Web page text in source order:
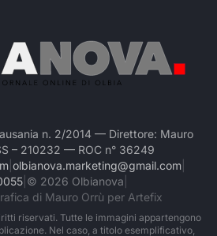
n. 2/2014 — Direttore: Mauro
– 210232 — ROC n° 36249
olbianova.marketing@gmail.com
| © 2026 Olbianova
di Mauro Orrù per Artefix
riservati. Tutte le immagini appartengono
Nel caso, a titolo esemplificativo,